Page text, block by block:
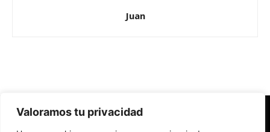
Valoramos tu privacidad
Juan
Redes Cristianas